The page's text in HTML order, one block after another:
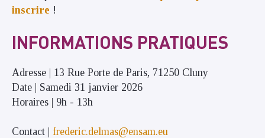
inscrire !
INFORMATIONS PRATIQUES
Adresse | 13 Rue Porte de Paris, 71250 Cluny
Date | Samedi 31 janvier 2026
Horaires | 9h - 13h
Contact | frederic.delmas@ensam.eu